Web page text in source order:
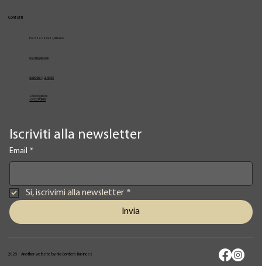
Iscriviti alla newsletter
Email *
Si, iscrivimi alla newsletter *
Invia
Contatti
Piazza Cavour 1, Milano
vcarlile@me.com
02 82948631 / 02 653952
Solo Urgenze
+39 3334709981
2025 - Another website by No Borders Business